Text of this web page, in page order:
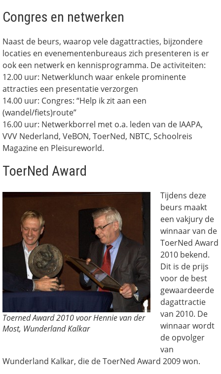
Congres en netwerken
Naast de beurs, waarop vele dagattracties, bijzondere
locaties en evenementenbureaus zich presenteren is er
ook een netwerk en kennisprogramma. De activiteiten:
12.00 uur: Netwerklunch waar enkele prominente
attracties een presentatie verzorgen
14.00 uur: Congres: “Help ik zit aan een
(wandel/fiets)route”
16.00 uur: Netwerkborrel met o.a. leden van de IAAPA,
VVV Nederland, VeBON, ToerNed, NBTC, Schoolreis
Magazine en Pleisureworld.
ToerNed Award
Toerned Award 2010 voor Hennie van der
Most, Wunderland Kalkar
Tijdens deze
beurs maakt
een vakjury de
winnaar van de
ToerNed Award
2010 bekend.
Dit is de prijs
voor de best
gewaardeerde
dagattractie
van 2010. De
winnaar wordt
de opvolger
van
Wunderland Kalkar, die de ToerNed Award 2009 won.